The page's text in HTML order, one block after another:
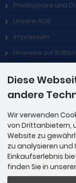
Privatsphäre und
Unsere AGB
Impressum
Hinweise zur
Zahlungsmethoden
Diese
andere
Wir verwenden
von Drittanbietern,
Website zu
zu analysieren
Einkaufserlebnis
finden Sie in